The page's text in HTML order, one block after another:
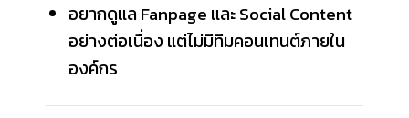
อยากดูแล Fanpage และ Social Content
อย่างต่อเนื่อง แต่ไม่มีทีมคอนเทนต์ภายใน
องค์กร